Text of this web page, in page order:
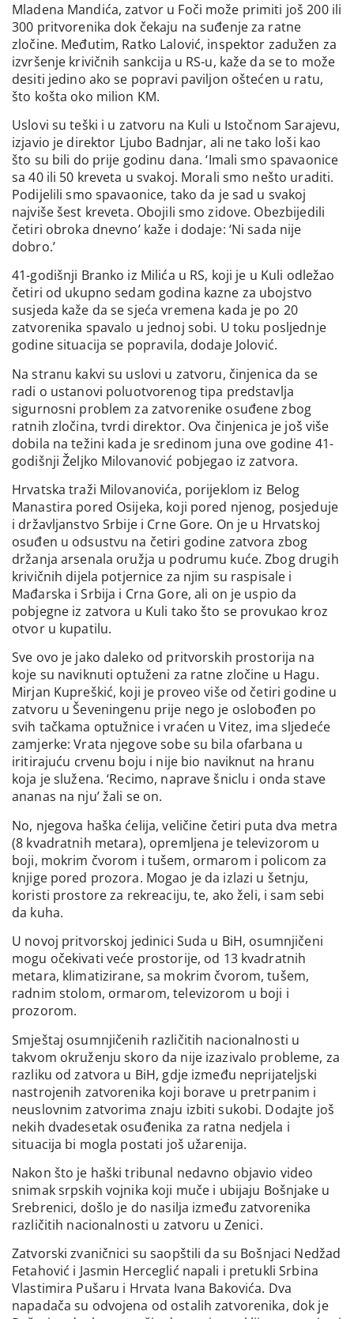
Mladena Mandića, zatvor u Foči može primiti još 200 ili
300 pritvorenika dok čekaju na suđenje za ratne
zločine. Međutim, Ratko Lalović, inspektor zadužen za
izvršenje krivičnih sankcija u RS-u, kaže da se to može
desiti jedino ako se popravi paviljon oštećen u ratu,
što košta oko milion KM.
Uslovi su teški i u zatvoru na Kuli u Istočnom Sarajevu,
izjavio je direktor Ljubo Badnjar, ali ne tako loši kao
što su bili do prije godinu dana. ‘Imali smo spavaonice
sa 40 ili 50 kreveta u svakoj. Morali smo nešto uraditi.
Podijelili smo spavaonice, tako da je sad u svakoj
najviše šest kreveta. Obojili smo zidove. Obezbijedili
četiri obroka dnevno’ kaže i dodaje: ‘Ni sada nije
dobro.’
41-godišnji Branko iz Milića u RS, koji je u Kuli odležao
četiri od ukupno sedam godina kazne za ubojstvo
susjeda kaže da se sjeća vremena kada je po 20
zatvorenika spavalo u jednoj sobi. U toku posljednje
godine situacija se popravila, dodaje Jolović.
Na stranu kakvi su uslovi u zatvoru, činjenica da se
radi o ustanovi poluotvorenog tipa predstavlja
sigurnosni problem za zatvorenike osuđene zbog
ratnih zločina, tvrdi direktor. Ova činjenica je još više
dobila na težini kada je sredinom juna ove godine 41-
godišnji Željko Milovanović pobjegao iz zatvora.
Hrvatska traži Milovanovića, porijeklom iz Belog
Manastira pored Osijeka, koji pored njenog, posjeduje
i državljanstvo Srbije i Crne Gore. On je u Hrvatskoj
osuđen u odsustvu na četiri godine zatvora zbog
držanja arsenala oružja u podrumu kuće. Zbog drugih
krivičnih dijela potjernice za njim su raspisale i
Mađarska i Srbija i Crna Gore, ali on je uspio da
pobjegne iz zatvora u Kuli tako što se provukao kroz
otvor u kupatilu.
Sve ovo je jako daleko od pritvorskih prostorija na
koje su naviknuti optuženi za ratne zločine u Hagu.
Mirjan Kupreškić, koji je proveo više od četiri godine u
zatvoru u Ševeningenu prije nego je oslobođen po
svih tačkama optužnice i vraćen u Vitez, ima sljedeće
zamjerke: Vrata njegove sobe su bila ofarbana u
iritirajuću crvenu boju i nije bio naviknut na hranu
koja je služena. ‘Recimo, naprave šniclu i onda stave
ananas na nju’ žali se on.
No, njegova haška ćelija, veličine četiri puta dva metra
(8 kvadratnih metara), opremljena je televizorom u
boji, mokrim čvorom i tušem, ormarom i policom za
knjige pored prozora. Mogao je da izlazi u šetnju,
koristi prostore za rekreaciju, te, ako želi, i sam sebi
da kuha.
U novoj pritvorskoj jedinici Suda u BiH, osumnjičeni
mogu očekivati veće prostorije, od 13 kvadratnih
metara, klimatizirane, sa mokrim čvorom, tušem,
radnim stolom, ormarom, televizorom u boji i
prozorom.
Smještaj osumnjičenih različitih nacionalnosti u
takvom okruženju skoro da nije izazivalo probleme, za
razliku od zatvora u BiH, gdje između neprijateljski
nastrojenih zatvorenika koji borave u pretrpanim i
neuslovnim zatvorima znaju izbiti sukobi. Dodajte još
nekih dvadesetak osuđenika za ratna nedjela i
situacija bi mogla postati još užarenija.
Nakon što je haški tribunal nedavno objavio video
snimak srpskih vojnika koji muče i ubijaju Bošnjake u
Srebrenici, došlo je do nasilja između zatvorenika
različitih nacionalnosti u zatvoru u Zenici.
Zatvorski zvaničnici su saopštili da su Bošnjaci Nedžad
Fetahović i Jasmin Herceglić napali i pretukli Srbina
Vlastimira Pušaru i Hrvata Ivana Bakovića. Dva
napadača su odvojena od ostalih zatvorenika, dok je